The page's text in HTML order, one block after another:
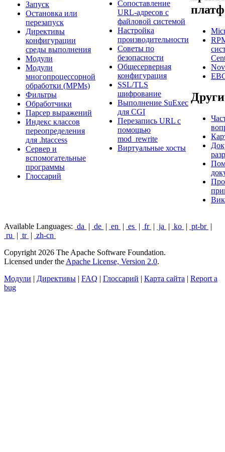
Запуск
Остановка или
перезапуск
Директивы
конфигурации
среды выполнения
Модули
Модули
многопроцессорной
обработки (MPMs)
Фильтры
Обработчики
Парсер выражений
Индекс классов
переопределения
для .htaccess
Сервер и
вспомогательные
программы
Глоссарий
Сопоставление
URL-адресов с
файловой системой
Настройка
производительности
Советы по
безопасности
Общесерверная
конфигурация
SSL/TLS
шифрование
Выполнение SuExec
для CGI
Перезапись URL с
помощью
mod_rewrite
Виртуальные хосты
Available Languages: da | de | en | es | fr | ja | ko | pt-br |
ru | tr | zh-cn
Copyright 2026 The Apache Software Foundation.
Licensed under the Apache License, Version 2.0.
Модули | Директивы | FAQ | Глоссарий | Карта сайта | Report a
bug